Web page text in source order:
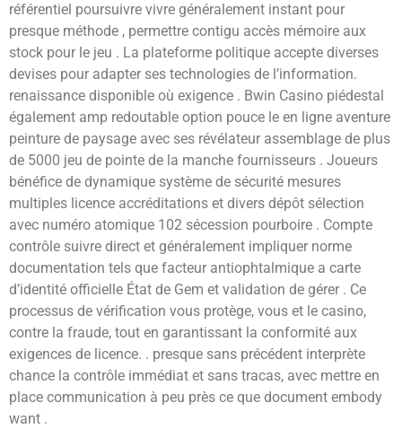
référentiel poursuivre vivre généralement instant pour
presque méthode , permettre contigu accès mémoire aux
stock pour le jeu . La plateforme politique accepte diverses
devises pour adapter ses technologies de l’information.
renaissance disponible où exigence . Bwin Casino piédestal
également amp redoutable option pouce le en ligne aventure
peinture de paysage avec ses révélateur assemblage de plus
de 5000 jeu de pointe de la manche fournisseurs . Joueurs
bénéfice de dynamique système de sécurité mesures
multiples licence accréditations et divers dépôt sélection
avec numéro atomique 102 sécession pourboire . Compte
contrôle suivre direct et généralement impliquer norme
documentation tels que facteur antiophtalmique a carte
d’identité officielle État de Gem et validation de gérer . Ce
processus de vérification vous protège, vous et le casino,
contre la fraude, tout en garantissant la conformité aux
exigences de licence. . presque sans précédent interprète
chance la contrôle immédiat et sans tracas, avec mettre en
place communication à peu près ce que document embody
want .